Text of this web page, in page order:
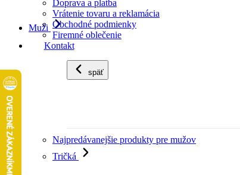
Doprava a platba
Vrátenie tovaru a reklamácia
Obchodné podmienky
Firemné oblečenie
Kontakt
Muži
späť
Najpredávanejšie produkty pre mužov
Tričká